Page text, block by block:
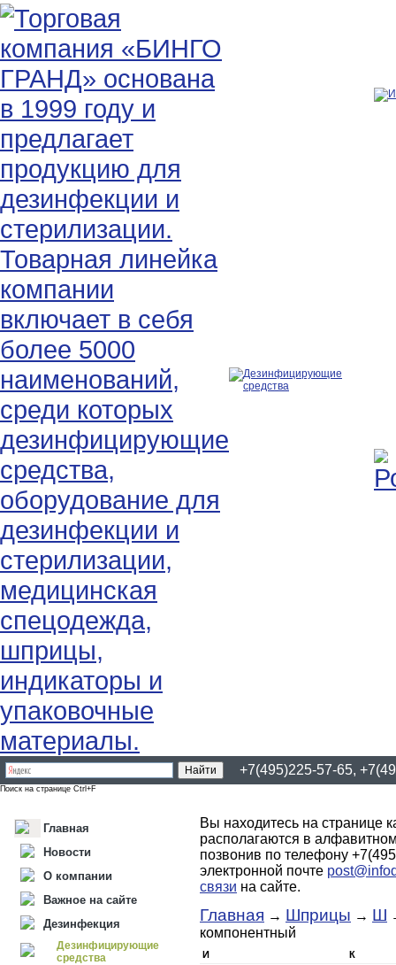
+7(495)225-57-65,
Поиск на странице Ctrl+F
Главная
Новости
О компании
Важное на сайте
Дезинфекция
Дезинфицирующие
средства
Вы находитесь на странице
располагаются в
позвонив по телефону
электронной почте
связи на сайте.
Главная → Шприцы → Ш
компонентный
И К